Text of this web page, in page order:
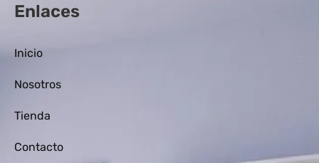
Enlaces
Inicio
Nosotros
Tienda
Contacto